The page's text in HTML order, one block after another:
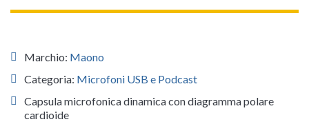
Marchio: Maono
Categoria: Microfoni USB e Podcast
Capsula microfonica dinamica con diagramma polare
cardioide